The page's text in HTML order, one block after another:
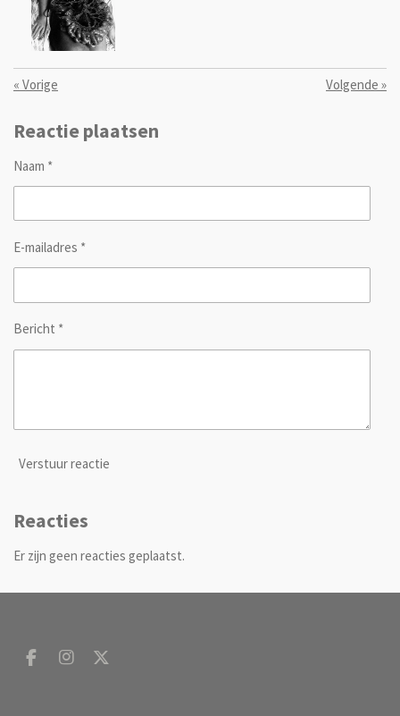
« Vorige Volgende »
Reactie plaatsen
Naam *
E-mailadres *
Bericht *
Verstuur reactie
Reacties
Er zijn geen reacties geplaatst.
F
I
X